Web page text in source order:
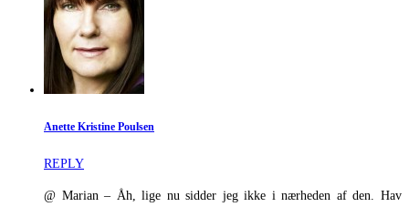
Anette Kristine Poulsen
REPLY
@ Marian – Åh, lige nu sidder jeg ikke i nærheden af den. Hav